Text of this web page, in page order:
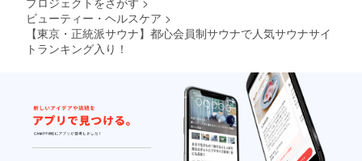
ビューティー・ヘルスケア >
【東京・正統派サウナ】都心会員制サウナで人気サウナサイ
トランキング入り！